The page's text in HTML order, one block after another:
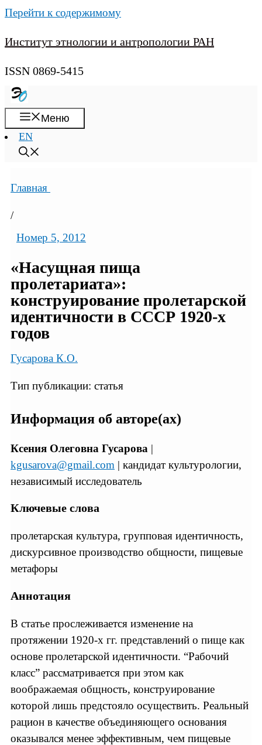
Перейти к содержимому
Институт этнологии и антропологии РАН
ISSN 0869-5415
Меню
EN
Главная
/
Номер 5, 2012
«Насущная пища
пролетариата»:
конструирование пролетарской
идентичности в СССР 1920-х
годов
Гусарова К.О.
Тип публикации: статья
Информация об авторе(ах)
Ксения Олеговна Гусарова |
kgusarova@gmail.com | кандидат культурологии,
независимый исследователь
Ключевые слова
пролетарская культура, групповая идентичность,
дискурсивное производство общности, пищевые
метафоры
Аннотация
В статье прослеживается изменение на
протяжении 1920-х гг. представлений о пище как
основе пролетарской идентичности. “Рабочий
класс” рассматривается при этом как
воображаемая общность, конструирование
которой лишь предстояло осуществить. Реальный
рацион в качестве объединяющего основания
оказывался менее эффективным, чем пищевые